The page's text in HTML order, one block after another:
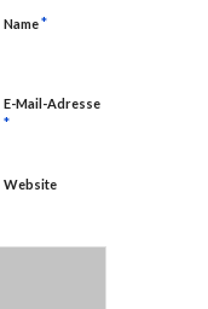
Name*
E-Mail-Adresse
*
Website